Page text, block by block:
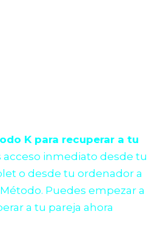
K para recuperar a tu
acceso inmediato desde tu
o desde tu ordenador a
Puedes empezar a
a tu pareja ahora